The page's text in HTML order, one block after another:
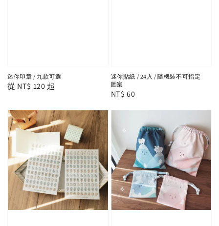
迷你印章 / 九款可選
Regular
從 NT$ 120 起
迷你貼紙 / 24入 / 隨機裝不可指定
圖案
Regular
NT$ 60